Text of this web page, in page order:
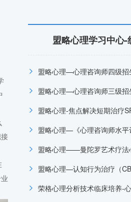
盟略心理学习中心-
盟略心理—心理咨询师四级招
盟略心理—心理咨询师三级招
盟略心理-焦点解决短期治疗
盟略心理—认知行为治疗（